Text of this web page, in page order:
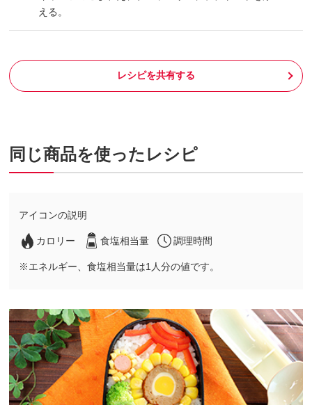
える。
レシピを共有する
同じ商品を使ったレシピ
アイコンの説明
カロリー 食塩相当量 調理時間
※エネルギー、食塩相当量は1人分の値です。